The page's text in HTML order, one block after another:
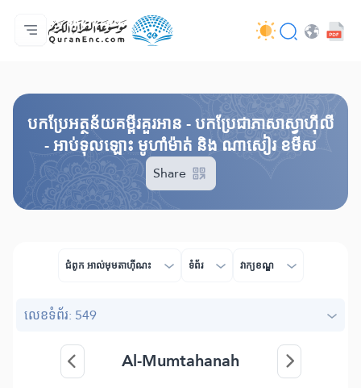
ទំព័រ​ដេីម
មាតិកានៃការបកប្រែ
Audio
សេវាកម្មសម្រាប់អ្នកអភិវឌ្ឍន៍ - API
អំពី​គម្រោង
ទំនាក់ទំងមកកាន់យើងខ្ញុំ
ភាសា
បកប្រែអត្ថន័យគម្ពីរគួរអាន - បកប្រែជាភាសាស្វាហ៊ីលី
- អាប់ទុលឡោះ មូហាំម៉ាត់ និង ណាសៀរ ខមីស
Share
ជំពូក​ អាល់មុមតាហុីណះ ទំព័រ វាក្យខណ្ឌ
លេខ​ទំព័រ: 549
Al-Mumtahanah